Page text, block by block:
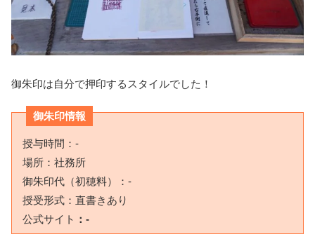
御朱印は自分で押印するスタイルでした！
御朱印情報
授与時間：-
場所：社務所
御朱印代（初穂料）：-
授受形式：直書きあり
公式サイト ：-